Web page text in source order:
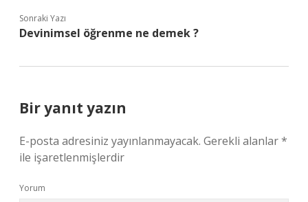
Sonraki Yazı
Devinimsel öğrenme ne demek ?
Bir yanıt yazın
E-posta adresiniz yayınlanmayacak. Gerekli alanlar*
ile işaretlenmişlerdir
Yorum